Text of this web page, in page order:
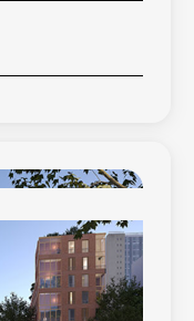
compétitifs.